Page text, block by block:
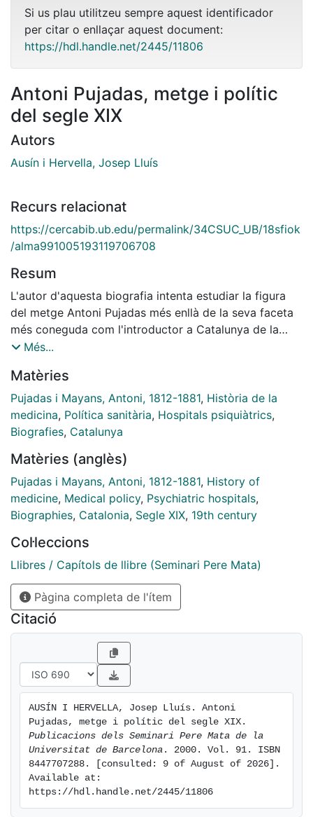
Si us plau utilitzeu sempre aquest identificador
per citar o enllaçar aquest document:
https://hdl.handle.net/2445/11806
Antoni Pujadas, metge i polític
del segle XIX
Autors
Ausín i Hervella, Josep Lluís
Recurs relacionat
https://cercabib.ub.edu/permalink/34CSUC_UB/18sfiok
/alma991005193119706708
Resum
L'autor d'aquesta biografia intenta estudiar la figura
del metge Antoni Pujadas més enllà de la seva faceta
més coneguda com l'introductor a Catalunya de la
primera revolució psiquiàtrica assistencial i
Montserrat. Més enllà d'això, l'autor ens descobreix un
personatge inquiet amb ànsia de trascendir, que és
movia en camps tan diversos com la política, el
periodisme, les promocions socials o els negocis
Més...
Matèries
Pujadas i Mayans, Antoni, 1812-1881, Història de la
medicina, Política sanitària, Hospitals psiquiàtrics,
Biografies, Catalunya
Matèries (anglès)
Pujadas i Mayans, Antoni, 1812-1881, History of
medicine, Medical policy, Psychiatric hospitals,
Biographies, Catalonia, Segle XIX, 19th century
Col·leccions
Llibres / Capítols de llibre (Seminari Pere Mata)
Pàgina completa de l'ítem
Citació
AUSÍN I HERVELLA, Josep Lluís. Antoni
Publicacions dels Seminari Pere Mata de la
Universitat de Barcelona . 2000. Vol. 91. ISBN
8447707288. [consulted: 9 of August of 2026].
Available at:
https://hdl.handle.net/2445/11806